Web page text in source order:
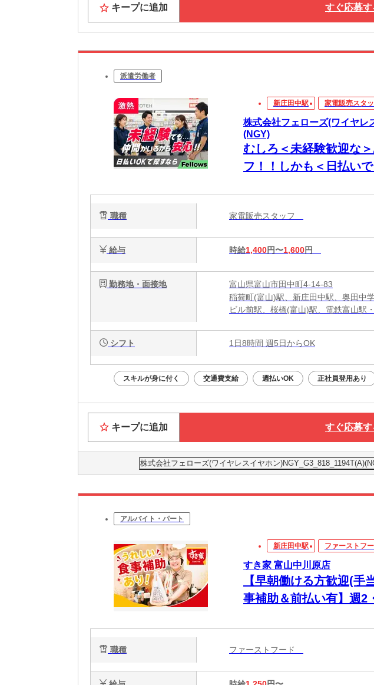
キープに追加 すぐ応募す
派遣労働者
新庄田中駅 家電販売スタ
株式会社フェローズ(ワイヤレ
(NGY)
むしろ＜未経験歓迎な
フ！！しかも＜日払い
職種 家電販売スタッフ
給与 時給1,400円〜1,600円
勤務地・面接地
富山県富山市田中町4-14-83
稲荷町(富山)駅、新庄田中駅、奥田中
ビル前駅、桜橋(富山)駅、電鉄富山駅
シフト 1日8時間 週5日からOK
スキルが身に付く 交通費支給 週払いOK 正社員登用あり
キープに追加 すぐ応募す
株式会社フェローズ(ワイヤレスイヤホン
アルバイト・パート
新庄田中駅 ファーストフ
すき家 富山中川原店
【早朝働ける方歓迎(
事補助＆前払い有】週2
心！積極採用中
職種 ファーストフード